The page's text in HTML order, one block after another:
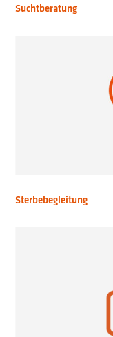
Suchtberatung
Sterbebegleitung